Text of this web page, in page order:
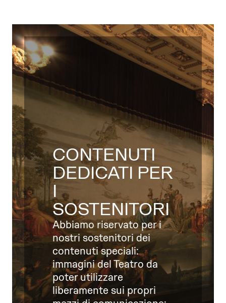
CONTENUTI
DEDICATI PER
I
SOSTENITORI
Abbiamo riservato per i
nostri sostenitori dei
contenuti speciali:
immagini del Teatro da
poter utilizzare
liberamente sui propri